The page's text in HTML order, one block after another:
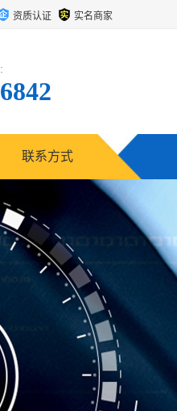
资质认证 实名商家
联系方式